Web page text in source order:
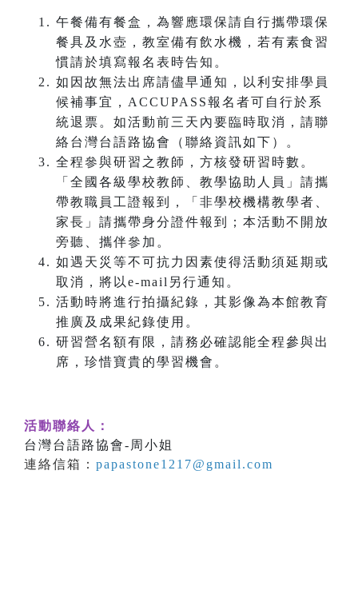
午餐備有餐盒，為響應環保請自行攜帶環保
餐具及水壺，教室備有飲水機，若有素食習
慣請於填寫報名表時告知。
如因故無法出席請儘早通知，以利安排學員
候補事宜，ACCUPASS報名者可自行於系
統退票。如活動前三天內要臨時取消，請聯
絡台灣台語路協會（聯絡資訊如下）。
全程參與研習之教師，方核發研習時數。
「全國各級學校教師、教學協助人員」請攜
帶教職員工證報到，「非學校機構教學者、
家長」請攜帶身分證件報到；本活動不開放
旁聽、攜伴參加。
如遇天災等不可抗力因素使得活動須延期或
取消，將以e-mail另行通知。
活動時將進行拍攝紀錄，其影像為本館教育
推廣及成果紀錄使用。
研習營名額有限，請務必確認能全程參與出
席，珍惜寶貴的學習機會。
活動聯絡人：
台灣台語路協會-周小姐
連絡信箱： papastone1217@gmail.com